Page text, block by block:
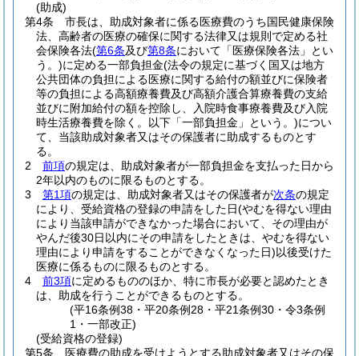
(助成)
第4条
市長は、助成対象者に係る医療費のうち国民健康保険
法、高齢者の医療の確保に関する法律又は規則で定める社
会保険各法(第6条及び第8条において「医療保険各法」とい
う。)に定める一部負担金(法令の規定に基づく国又は地方
公共団体の負担による医療に関する給付の額並びに保険者
等の負担による高額療養費及び高額介護合算療養費の支給
並びに附加給付の額を控除し、入院時食事療養費及び入院
時生活療養費を除く。以下「一部負担金」という。)につい
て、当該助成対象者又はその保護者に助成するものとす
る。
2
前項の規定は、助成対象者が一部負担金を支払った日から
2年以内のものに限るものとする。
3
第1項の規定は、助成対象者又はその保護者が次条の規定
により、受給資格の登録の申請をした日(やむを得ない理由
により当該申請ができなかった場合において、その理由が
やんだ後30日以内にその申請をしたときは、やむを得ない
理由により申請をすることができなくなった日)以後受けた
医療に係るものに限るものとする。
4
前3項に定めるもののほか、特に市長が必要と認めたとき
は、助成を行うことができるものとする。
(平16条例38・平20条例28・平21条例30・令3条例
1・一部改正)
(受給資格の登録)
第5条
医療費の助成を受けようとする助成対象者又はその保